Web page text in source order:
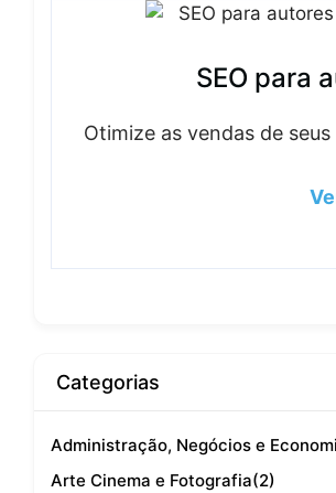
SEO para
Otimize as vendas de
Categorias
Administração, Negócios e
Arte Cinema e Fotografia(2)